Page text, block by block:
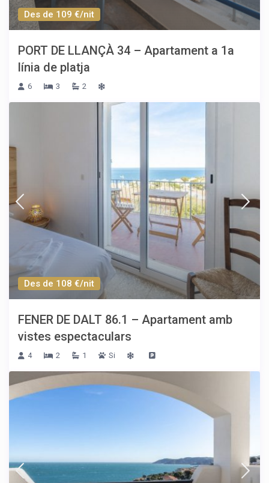
Des de 109 €/nit
PORT DE LLANÇÀ 34 – Apartament a 1a
línia de platja
6 3 2
Des de 108 €/nit
FENER DE DALT 86.1 – Apartament amb
vistes espectaculars
4 2 1 Si